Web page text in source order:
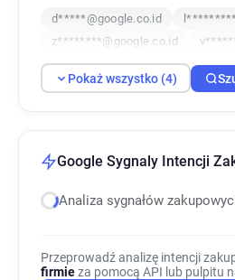
d*****@google.co.id
z********@google.co.id
Pokaż wszystko (4)
Google Sygnaly Intencji
Analiza sygnałów
Przeprowadź analizę intencji
firmieza pomocą API lub pulpitu